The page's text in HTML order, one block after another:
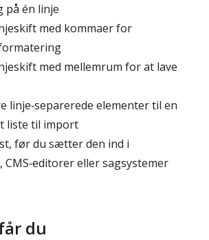
på én linje
med kommaer for
med mellemrum for at lave
linje‑separerede elementer til en
liste til import
før du sætter den ind i
eller sagsystemer
du